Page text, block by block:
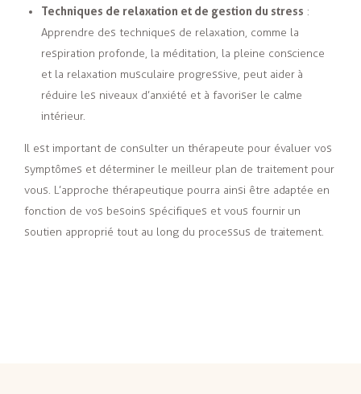
Techniques de relaxation et de gestion du stress :
Apprendre des techniques de relaxation, comme la
respiration profonde, la méditation, la pleine conscience
et la relaxation musculaire progressive, peut aider à
réduire les niveaux d’anxiété et à favoriser le calme
intérieur.
Il est important de consulter un thérapeute pour évaluer vos
symptômes et déterminer le meilleur plan de traitement pour
vous. L’approche thérapeutique pourra ainsi être adaptée en
fonction de vos besoins spécifiques et vous fournir un
soutien approprié tout au long du processus de traitement.